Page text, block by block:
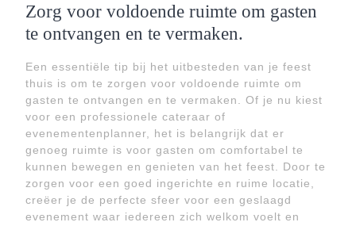
Zorg voor voldoende ruimte om gasten
te ontvangen en te vermaken.
Een essentiële tip bij het uitbesteden van je feest
thuis is om te zorgen voor voldoende ruimte om
gasten te ontvangen en te vermaken. Of je nu kiest
voor een professionele cateraar of
evenementenplanner, het is belangrijk dat er
genoeg ruimte is voor gasten om comfortabel te
kunnen bewegen en genieten van het feest. Door te
zorgen voor een goed ingerichte en ruime locatie,
creëer je de perfecte sfeer voor een geslaagd
evenement waar iedereen zich welkom voelt en